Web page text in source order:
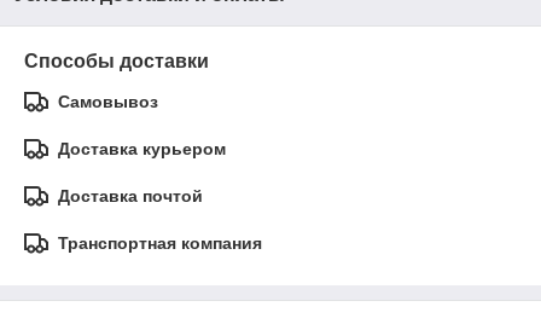
Способы доставки
Самовывоз
Доставка курьером
Доставка почтой
Транспортная компания